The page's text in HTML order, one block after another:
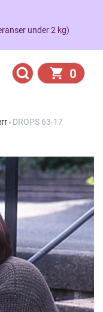
under 2 kg)
0
DROPS 63-17